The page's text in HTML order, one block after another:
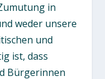
in
weder unsere
und
ist, dass
Bürgerinnen